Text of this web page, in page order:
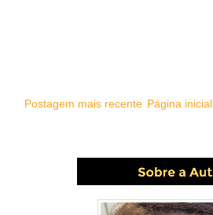
Postagem mais recente Página inicial